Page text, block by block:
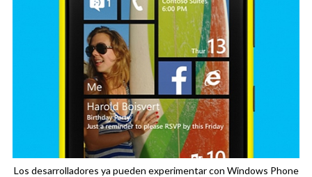
Los desarrolladores ya pueden experimentar con Windows Phone